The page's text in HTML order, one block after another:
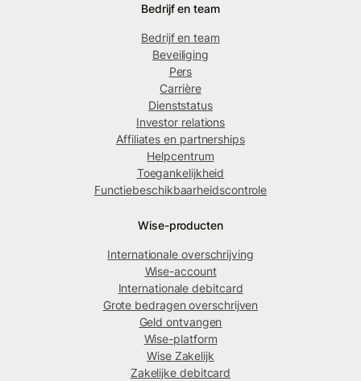
Bedrijf en team
Bedrijf en team
Beveiliging
Pers
Carrière
Dienststatus
Investor relations
Affiliates en partnerships
Helpcentrum
Toegankelijkheid
Functiebeschikbaarheidscontrole
Wise-producten
Internationale overschrijving
Wise-account
Internationale debitcard
Grote bedragen overschrijven
Geld ontvangen
Wise-platform
Wise Zakelijk
Zakelijke debitcard